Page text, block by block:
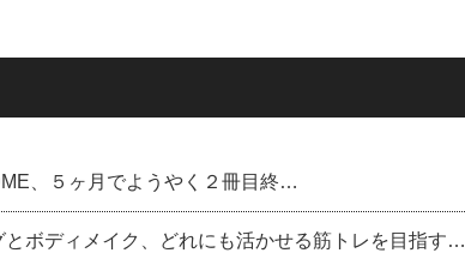
、５ヶ月でようやく２冊目終…
とボディメイク、どれにも活かせる筋トレを目指す…